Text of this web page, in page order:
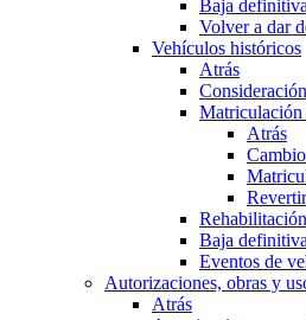
Baja
Volver a dar
Vehículos históricos
Atrás
Matriculación
Atrás
Baja
Eventos de
Autorizaciones, obras y
Atrás